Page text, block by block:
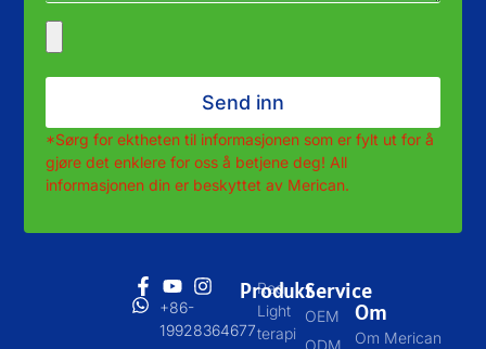
Send inn
*Sørg for ektheten til informasjonen som er fylt ut for å
gjøre det enklere for oss å betjene deg! All
informasjonen din er beskyttet av Merican.
+86-
19928364677
Produkt
Red
Light
terapi
Service
OEM
Om
Om Merican